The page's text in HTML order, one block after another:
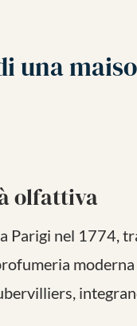
una
olfattiva
Parigi nel 1774,